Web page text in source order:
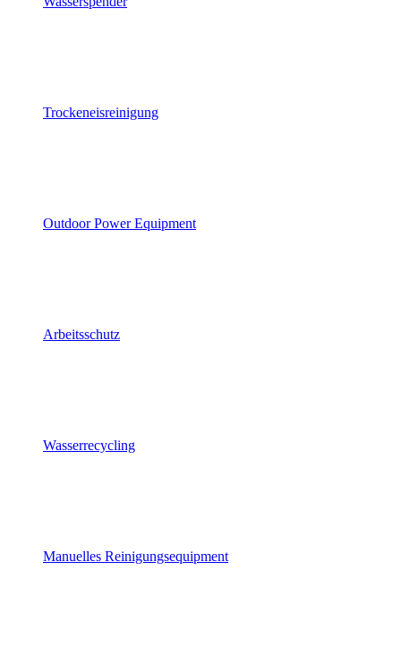
Trockeneisreinigung
Outdoor Power Equipment
Arbeitsschutz
Wasserrecycling
Manuelles Reinigungsequipment